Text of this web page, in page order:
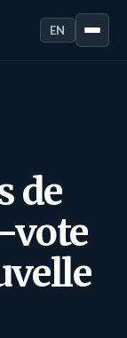
EN
de
vote